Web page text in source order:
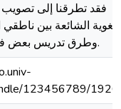
فقد تطرقنا إلى
الشائعة بين ناطقي
وطرق تدريس بعض فروع لغتنا الأم.
123456789/